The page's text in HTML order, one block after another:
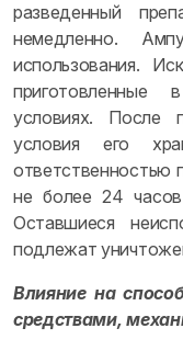
разведенный
немедленно.
использования.
приготовленные
условиях. После
условия его
ответственностью
не более 24
Оставшиеся
подлежат
Влияние на
средствами,